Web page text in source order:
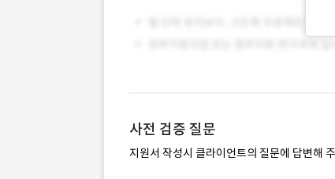
사전 검증 질문
지원서 작성시 클라이언트의 질문에 답변해